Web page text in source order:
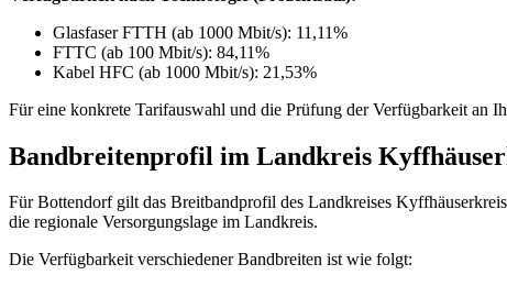
Glasfaser FTTH (ab 1000 Mbit/s): 11,11%
FTTC (ab 100 Mbit/s): 84,11%
Kabel HFC (ab 1000 Mbit/s): 21,53%
Für eine konkrete Tarifauswahl und die Prüfung der Verfügbarkeit an
Bandbreitenprofil im Landkreis
Für Bottendorf gilt das Breitbandprofil des Landkreises
die regionale Versorgungslage im Landkreis.
Die Verfügbarkeit verschiedener Bandbreiten ist wie folgt: